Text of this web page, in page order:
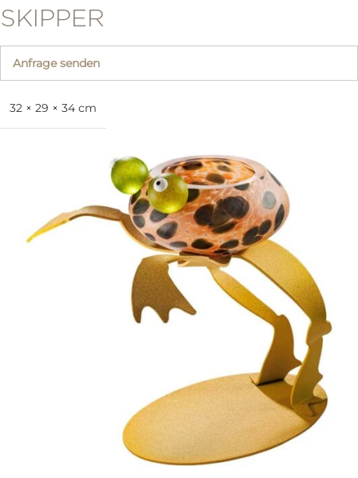
SKIPPER
Anfrage senden
32 × 29 × 34 cm